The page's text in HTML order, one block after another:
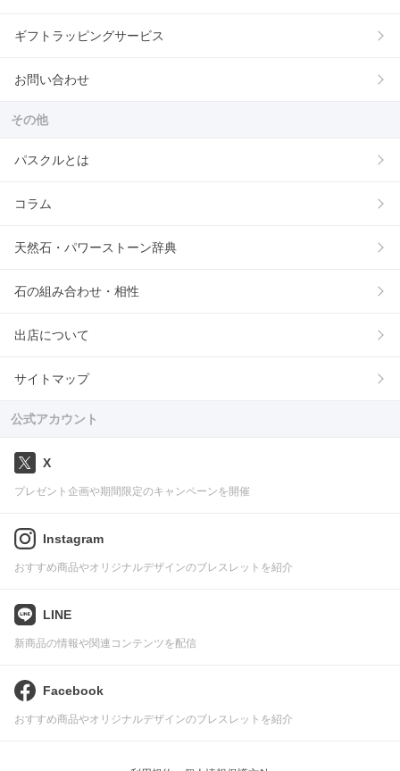
ギフトラッピングサービス
お問い合わせ
その他
パスクルとは
コラム
天然石・パワーストーン辞典
石の組み合わせ・相性
出店について
サイトマップ
公式アカウント
X
プレゼント企画や期間限定のキャンペーンを開催
Instagram
おすすめ商品やオリジナルデザインのブレスレットを紹介
LINE
新商品の情報や関連コンテンツを配信
Facebook
おすすめ商品やオリジナルデザインのブレスレットを紹介